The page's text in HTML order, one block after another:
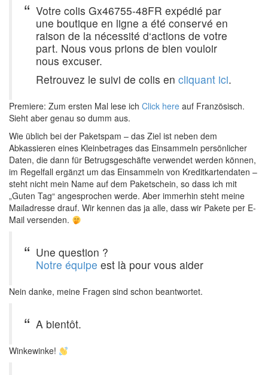
Votre colis Gx46755-48FR expédié par
une boutique en ligne a été conservé en
raison de la nécessité d‘actions de votre
part. Nous vous prions de bien vouloir
nous excuser.
Retrouvez le suivi de colis en cliquant ici.
Premiere: Zum ersten Mal lese ich Click here auf Französisch.
Sieht aber genau so dumm aus.
Wie üblich bei der Paketspam – das Ziel ist neben dem
Abkassieren eines Kleinbetrages das Einsammeln persönlicher
Daten, die dann für Betrugsgeschäfte verwendet werden können,
im Regelfall ergänzt um das Einsammeln von Kreditkartendaten –
steht nicht mein Name auf dem Paketschein, so dass ich mit
„Guten Tag“ angesprochen werde. Aber immerhin steht meine
Mailadresse drauf. Wir kennen das ja alle, dass wir Pakete per E-
Mail versenden.
Une question ?
Notre équipe est là pour vous aider
Nein danke, meine Fragen sind schon beantwortet.
A bientôt.
Winkewinke!